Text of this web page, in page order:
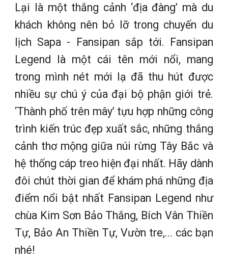
Lại là một thắng cảnh ‘địa đàng’ mà du
khách không nên bỏ lỡ trong chuyến du
lịch Sapa - Fansipan sắp tới. Fansipan
Legend là một cái tên mới nổi, mang
trong mình nét mới lạ đã thu hút được
nhiều sự chú ý của đại bộ phận giới trẻ.
‘Thành phố trên mây’ tựu hợp những công
trình kiến trúc đẹp xuất sắc, những thắng
cảnh thơ mộng giữa núi rừng Tây Bắc và
hệ thống cáp treo hiện đại nhất. Hãy dành
đôi chút thời gian để khám phá những địa
điểm nổi bật nhất Fansipan Legend như
chùa Kim Sơn Bảo Thắng, Bích Vân Thiền
Tự, Bảo An Thiền Tự, Vườn tre,... các bạn
nhé!